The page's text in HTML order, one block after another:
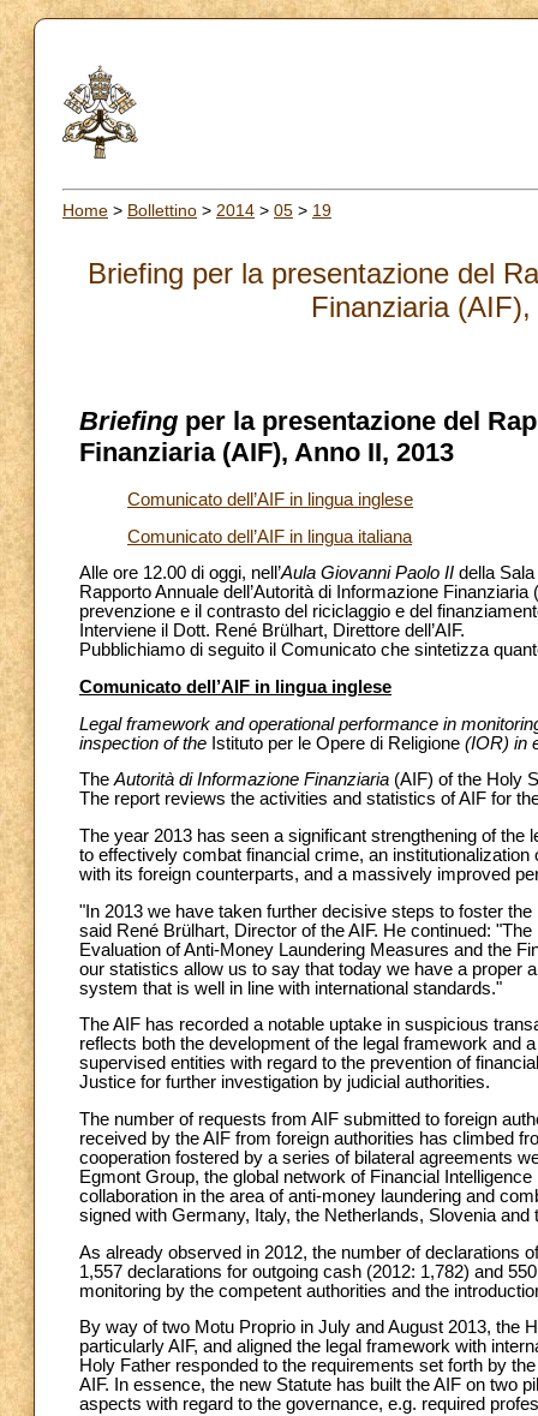
Home > Bollettino > 2014 > 05 > 19
Briefing per la presentazione del
Finanziaria
Briefing per la presentazione del
Finanziaria (AIF), Anno II, 2013
Comunicato dell’AIF in lingua inglese
Comunicato dell’AIF in lingua italiana
Alle ore 12.00 di oggi, nell’Aula Giovanni Paolo II della
Rapporto Annuale dell’Autorità di Informazione
prevenzione e il contrasto del riciclaggio e del
Interviene il Dott. René Brülhart, Direttore dell’AIF.
Pubblichiamo di seguito il Comunicato che sintetizza
Comunicato dell’AIF in lingua inglese
Legal framework and operational performance in
inspection of the Istituto per le Opere di Religione (IOR) in
TheAutorità di Informazione Finanziaria (AIF) of the Holy
The report reviews the activities and statistics of AIF for
The year 2013 has seen a significant strengthening of
to effectively combat financial crime, an
with its foreign counterparts, and a massively improved
"In 2013 we have taken further decisive steps to foster
said René Brülhart, Director of the AIF. He continued:
Evaluation of Anti-Money Laundering Measures and the
our statistics allow us to say that today we have a proper
system that is well in line with international standards."
The AIF has recorded a notable uptake in suspicious
reflects both the development of the legal framework and
supervised entities with regard to the prevention of
Justice for further investigation by judicial authorities.
The number of requests from AIF submitted to foreign
received by the AIF from foreign authorities has climbed
cooperation fostered by a series of bilateral agreements
Egmont Group, the global network of Financial
collaboration in the area of anti-money laundering and
signed with Germany, Italy, the Netherlands, Slovenia and
As already observed in 2012, the number of declarations
1,557 declarations for outgoing cash (2012: 1,782) and
monitoring by the competent authorities and the
By way of two Motu Proprio in July and August 2013, the
particularly AIF, and aligned the legal framework with
Holy Father responded to the requirements set forth by
AIF. In essence, the new Statute has built the AIF on two
aspects with regard to the governance, e.g. required